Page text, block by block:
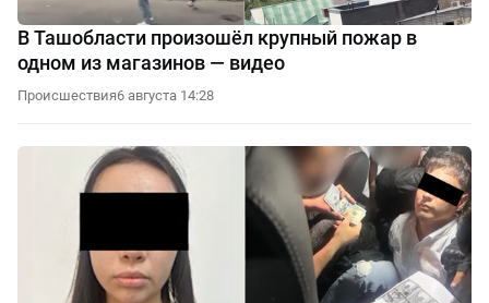
В Ташобласти произошёл крупный пожар в
одном из магазинов — видео
Происшествия6 августа 14:28